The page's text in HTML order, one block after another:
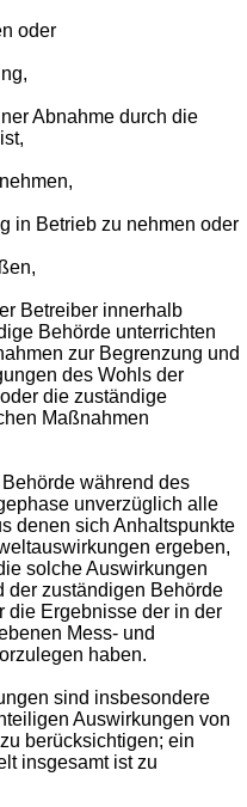
oder
Abnahme durch die
in Betrieb zu nehmen oder
Betreiber innerhalb
Behörde unterrichten
zur Begrenzung und
des Wohls der
die zuständige
Maßnahmen
während des
unverzüglich alle
denen sich Anhaltspunkte
ergeben,
solche Auswirkungen
der zuständigen Behörde
die Ergebnisse der in der
Mess- und
haben.
sind insbesondere
Auswirkungen von
berücksichtigen; ein
insgesamt ist zu